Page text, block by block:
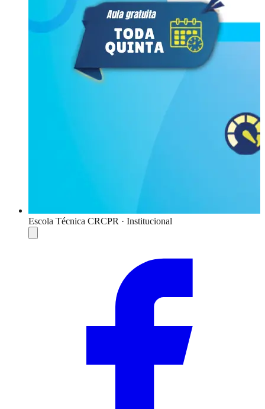
Escola Técnica CRCPR · Institucional
Compartilhar